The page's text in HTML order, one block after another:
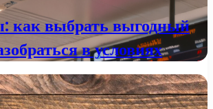
как выбрать выгодный
в условиях